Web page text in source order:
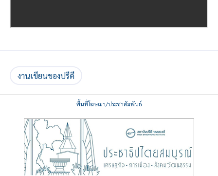
งานเขียนของปรีดี
พื้นที่โฆษณา/ประชาสัมพันธ์